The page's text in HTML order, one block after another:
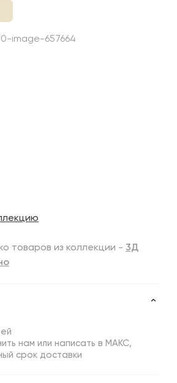
товаров из коллекции - 3Д
нам или написать в МАКС,
срок доставки